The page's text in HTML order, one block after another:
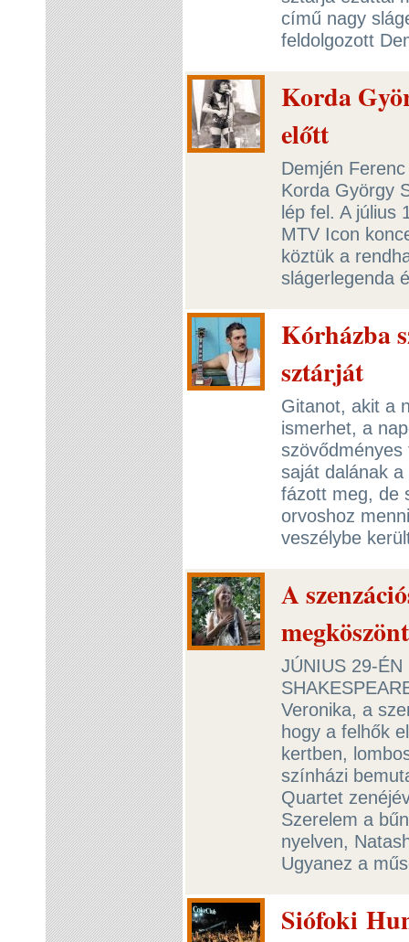
című nagy
feldolgozott
Korda
előtt
Demjén
Korda György
lép fel. A július
MTV Icon
köztük a
slágerlegenda
Kórházba
sztárját
Gitanot, akit a
ismerhet, a
szövődményes
saját dalának a
fázott meg, de
orvoshoz
veszélybe
A
JÚNIUS 29-
Veronika, a
hogy a felhők
kertben,
színházi
Quartet
Szerelem a
nyelven,
Ugyanez a
Siófoki